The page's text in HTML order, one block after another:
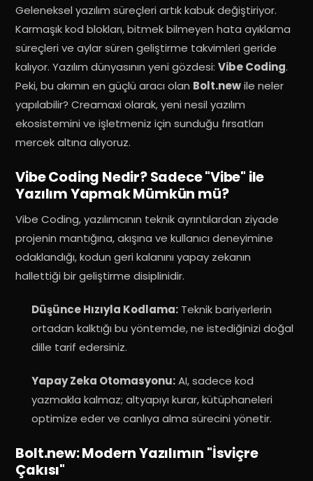
Geleneksel yazılım süreçleri artık kabuk değiştiriyor.
Karmaşık kod blokları, bitmek bilmeyen hata ayıklama
süreçleri ve aylar süren geliştirme takvimleri geride
kalıyor. Yazılım dünyasının yeni gözdesi:Vibe Coding.
Peki, bu akımın en güçlü aracı olan Bolt.newile neler
yapılabilir? Creamaxi olarak, yeni nesil yazılım
ekosistemini ve işletmeniz için sunduğu fırsatları
mercek altına alıyoruz.
Vibe Coding Nedir? Sadece "Vibe" ile
Yazılım Yapmak Mümkün mü?
Vibe Coding, yazılımcının teknik ayrıntılardan ziyade
projenin mantığına, akışına ve kullanıcı deneyimine
odaklandığı, kodun geri kalanını yapay zekanın
hallettiği bir geliştirme disiplinidir.
Düşünce Hızıyla Kodlama:Teknik bariyerlerin
ortadan kalktığı bu yöntemde, ne istediğinizi doğal
dille tarif edersiniz.
Yapay Zeka Otomasyonu:AI, sadece kod
yazmakla kalmaz; altyapıyı kurar, kütüphaneleri
optimize eder ve canlıya alma sürecini yönetir.
Bolt.new: Modern Yazılımın "İsviçre
Çakısı"